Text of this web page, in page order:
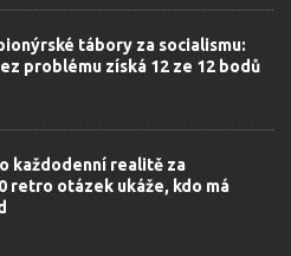
tábory za socialismu:
problému získá 12 ze 12 bodů
každodenní realitě za
retro otázek ukáže, kdo má